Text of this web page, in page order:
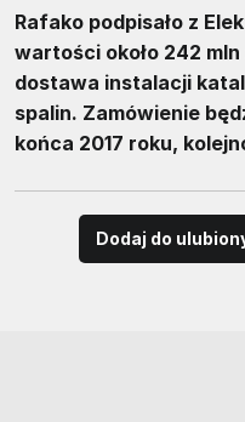
Rafako podpisało z
wartości około 242
dostawa instalacji
spalin. Zamówienie
końca 2017 roku,
Dodaj do